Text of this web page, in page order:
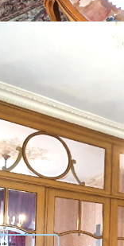
avec w.c., un
terrain clos en
charge